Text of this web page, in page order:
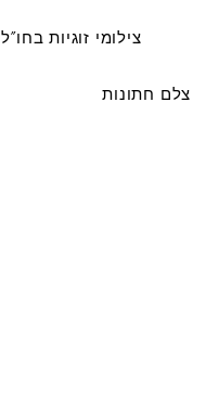
צילומי זוגיות בחו”ל
צלם חתונות